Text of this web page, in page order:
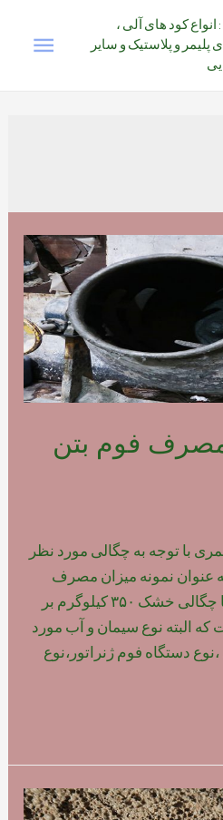
: انواع کود های آلی ،
پلیمر و پلاستیک و سایر
فوم بتن
با توجه به چگالی مورد نظر
عنوان نمونه میزان مصرف
فوم بتن پلیمری برای بتن با چگالی خشک ۳۵۰ کیلوگرم بر
البته نوع سیمان و آب مورد
دستگاه فوم ژنراتور،نوع